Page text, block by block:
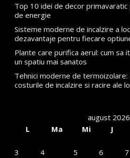
Top 10 idei de decor primavaratic
de energie
Sisteme moderne de incalzire a
dezavantaje pentru fiecare
Plante care purifica aerul: cum sa
un spatiu mai sanatos
Tehnici moderne de termoizolare:
costurile de incalzire si racire ale
august 2026
L
Ma Mi J
3
4 5 6 7